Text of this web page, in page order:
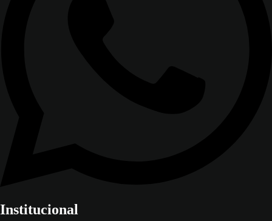
Institucional